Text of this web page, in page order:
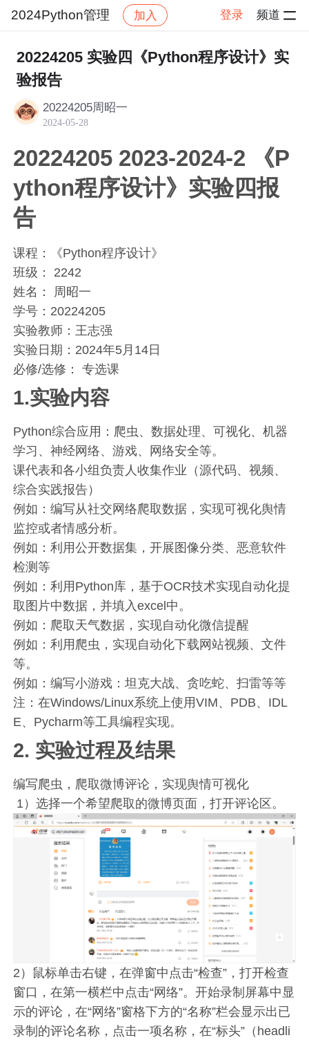
2024Python管理 加入 登录 频道
社区 2024Python管理 作业 帖子详情
20224205 实验四《Python程序设计》实
验报告
20224205周昭一
2024-05-28
20224205 2023-2024-2 《P
ython程序设计》实验四报
告
课程：《Python程序设计》
班级： 2242
姓名： 周昭一
学号：20224205
实验教师：王志强
实验日期：2024年5月14日
必修/选修： 专选课
1.实验内容
Python综合应用：爬虫、数据处理、可视化、机器
学习、神经网络、游戏、网络安全等。
课代表和各小组负责人收集作业（源代码、视频、
综合实践报告）
例如：编写从社交网络爬取数据，实现可视化舆情
监控或者情感分析。
例如：利用公开数据集，开展图像分类、恶意软件
检测等
例如：利用Python库，基于OCR技术实现自动化提
取图片中数据，并填入excel中。
例如：爬取天气数据，实现自动化微信提醒
例如：利用爬虫，实现自动化下载网站视频、文件
等。
例如：编写小游戏：坦克大战、贪吃蛇、扫雷等等
注：在Windows/Linux系统上使用VIM、PDB、IDL
E、Pycharm等工具编程实现。
2. 实验过程及结果
编写爬虫，爬取微博评论，实现舆情可视化
1）选择一个希望爬取的微博页面，打开评论区。
2）鼠标单击右键，在弹窗中点击“检查”，打开检查
窗口，在第一横栏中点击“网络”。开始录制屏幕中显
示的评论，在“网络”窗格下方的“名称”栏会显示出已
录制的评论名称，点击一项名称，在“标头”（headli